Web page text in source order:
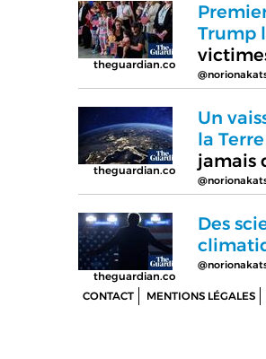
theguardian.co
Trump
theguardian.co
Un
la
jamais
theguardian.co
Des
CONTACT MENTIONS LÉGALES